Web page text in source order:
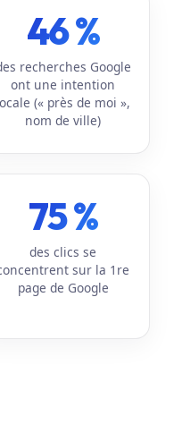
46 %
recherches Google
ont une intention
(« près de moi »,
nom de ville)
75 %
des clics se
sur la 1re
page de Google